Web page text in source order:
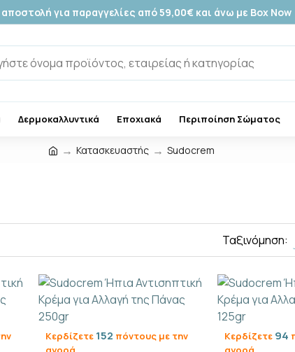
για παραγγελίες από 59,00€ και άνω με Box Now
Δερμοκαλλυντικά Εποχιακά Περιποίηση Σώματος
Κατασκευαστής Sudocrem
Ταξινόμηση:
Κερδίζετε 152 πόντους με την
Κερδίζετε 94